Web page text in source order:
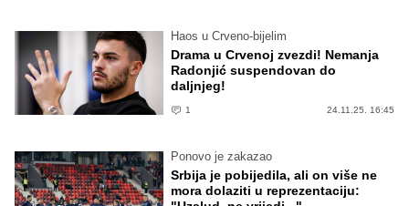
Haos u Crveno-bijelim
Drama u Crvenoj zvezdi! Nemanja
Radonjić suspendovan do
daljnjeg!
1 24.11.25. 16:45
Ponovo je zakazao
Srbija je pobijedila, ali on više ne
mora dolaziti u reprezentaciju: